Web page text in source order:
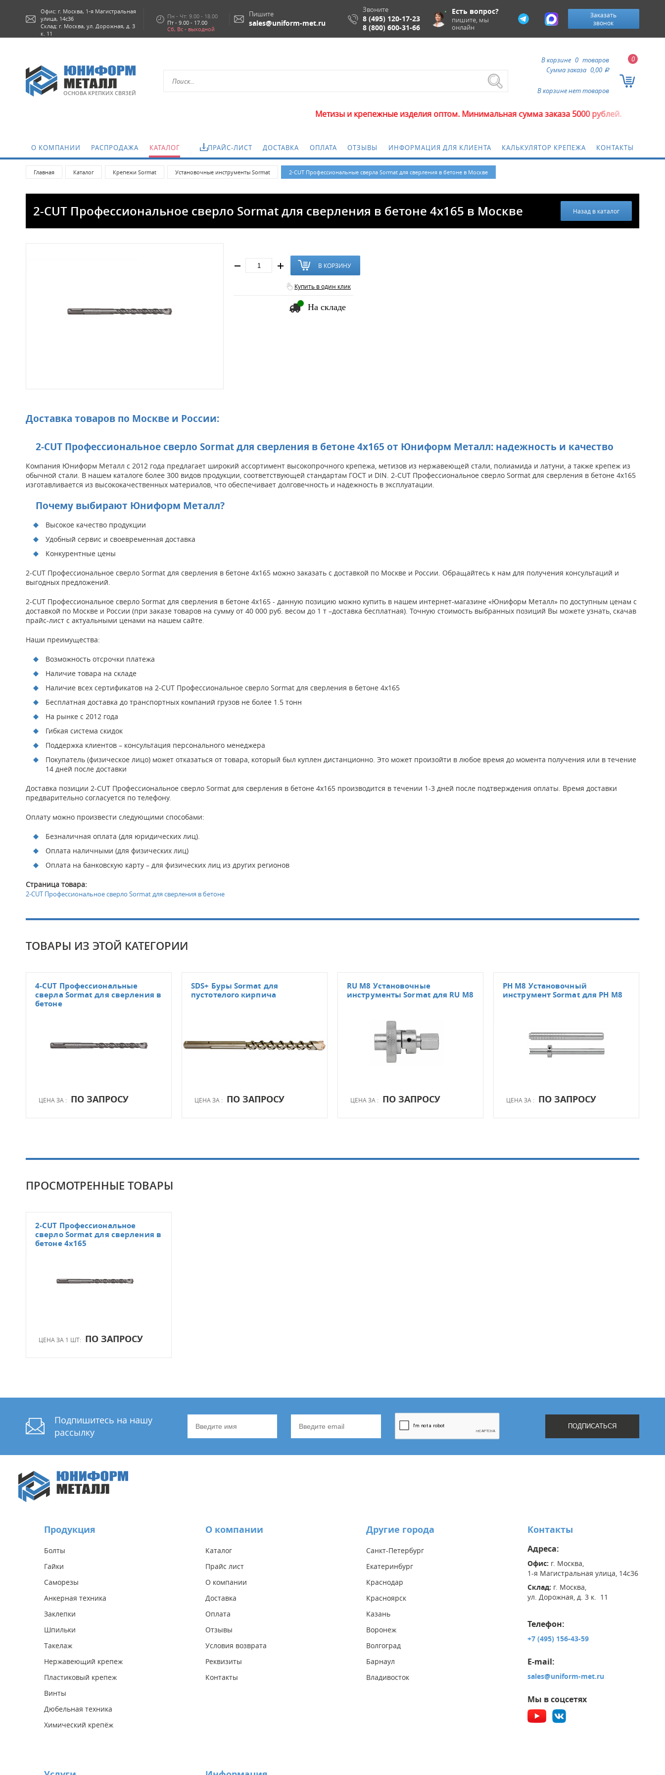
Есть вопрос?
пишите, мы
онлайн
Офис: г. Москва, 1-я Магистральная
улица, 14с36
Склад: г. Москва, ул. Дорожная, д. 3
к. 11
Пн - Чт: 9.00 - 18.00
Пт - 9.00 - 17.00
Сб, Вс - выходной
Пишите
sales@uniform-met.ru
Звоните
8 (495) 120-17-23
8 (800) 600-31-66
Заказать
звонок
ОСНОВА КРЕПКИХ СВЯЗЕЙ
0
В корзине 0 товаров
Сумма заказа 0,00 a
В корзине нет товаров
Метизы и крепежные изделия оптом. Минимальная сумма заказа 5000 рублей.
О КОМПАНИИ РАСПРОДАЖА КАТАЛОГ ПРАЙС-ЛИСТ ДОСТАВКА ОПЛАТА ОТЗЫВЫ ИНФОРМАЦИЯ ДЛЯ КЛИЕНТА КАЛЬКУЛЯТОР КРЕПЕЖА КОНТАКТЫ
Главная Каталог Крепежи Sormat Установочные инструменты Sormat 2-CUT Профессиональные сверла Sormat для сверления в бетоне в Москве
2-CUT Профессиональное сверло Sormat для сверления в бетоне 4x165 в Москве Назад в каталог
В КОРЗИНУ
Купить в один клик
На складе
Доставка товаров по Москве и России:
2-CUT Профессиональное сверло Sormat для сверления в бетоне 4x165 от Юниформ Металл: надежность и качество
Компания Юниформ Металл с 2012 года предлагает широкий ассортимент высокопрочного крепежа, метизов из нержавеющей стали, полиамида и латуни, а также крепеж из
обычной стали. В нашем каталоге более 300 видов продукции, соответствующей стандартам ГОСТ и DIN. 2-CUT Профессиональное сверло Sormat для сверления в бетоне 4x165
изготавливается из высококачественных материалов, что обеспечивает долговечность и надежность в эксплуатации.
Почему выбирают Юниформ Металл?
Высокое качество продукции
Удобный сервис и своевременная доставка
Конкурентные цены
2-CUT Профессиональное сверло Sormat для сверления в бетоне 4x165 можно заказать с доставкой по Москве и России. Обращайтесь к нам для получения консультаций и
выгодных предложений.
2-CUT Профессиональное сверло Sormat для сверления в бетоне 4x165 - данную позицию можно купить в нашем интернет-магазине «Юниформ Металл» по доступным ценам с
доставкой по Москве и России (при заказе товаров на сумму от 40 000 руб. весом до 1 т –доставка бесплатная). Точную стоимость выбранных позиций Вы можете узнать, скачав
прайс-лист с актуальными ценами на нашем сайте.
Наши преимущества:
Возможность отсрочки платежа
Наличие товара на складе
Наличие всех сертификатов на 2-CUT Профессиональное сверло Sormat для сверления в бетоне 4x165
Бесплатная доставка до транспортных компаний грузов не более 1.5 тонн
На рынке с 2012 года
Гибкая система скидок
Поддержка клиентов – консультация персонального менеджера
Покупатель (физическое лицо) может отказаться от товара, который был куплен дистанционно. Это может произойти в любое время до момента получения или в течение
14 дней после доставки
Доставка позиции 2-CUT Профессиональное сверло Sormat для сверления в бетоне 4x165 производится в течении 1-3 дней после подтверждения оплаты. Время доставки
предварительно согласуется по телефону.
Оплату можно произвести следующими способами:
Безналичная оплата (для юридических лиц).
Оплата наличными (для физических лиц)
Оплата на банковскую карту – для физических лиц из других регионов
Страница товара:
2-CUT Профессиональное сверло Sormat для сверления в бетоне
ТОВАРЫ ИЗ ЭТОЙ КАТЕГОРИИ
ЦЕНА ЗА : ПО ЗАПРОСУ
4-CUT Профессиональные
сверла Sormat для сверления в
бетоне
ЦЕНА ЗА : ПО ЗАПРОСУ
SDS+ Буры Sormat для
пустотелого кирпича
ЦЕНА ЗА : ПО ЗАПРОСУ
RU M8 Установочные
инструменты Sormat для RU M8
ЦЕНА ЗА : ПО ЗАПРОСУ
PH M8 Установочный
инструмент Sormat для PH M8
ПРОСМОТРЕННЫЕ ТОВАРЫ
ЦЕНА ЗА 1 ШТ: ПО ЗАПРОСУ
2-CUT Профессиональное
сверло Sormat для сверления в
бетоне 4x165
Подпишитесь на нашу
рассылку
Продукция
Болты
Гайки
Саморезы
Анкерная техника
Заклепки
Шпильки
Такелаж
Нержавеющий крепеж
Пластиковый крепеж
Винты
Дюбельная техника
Химический крепёж
О компании
Каталог
Прайс лист
О компании
Доставка
Оплата
Отзывы
Условия возврата
Реквизиты
Контакты
Другие города
Санкт-Петербург
Екатеринбург
Краснодар
Красноярск
Казань
Воронеж
Волгоград
Барнаул
Владивосток
Контакты
Адреса:
Офис: г. Москва,
1-я Магистральная улица, 14с36
Склад: г. Москва,
ул. Дорожная, д. 3 к. 11
Телефон:
+7 (495) 156-43-59
E-mail:
sales@uniform-met.ru
Мы в соцсетях